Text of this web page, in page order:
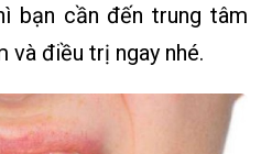
bạn cần đến trung tâm
và điều trị ngay nhé.